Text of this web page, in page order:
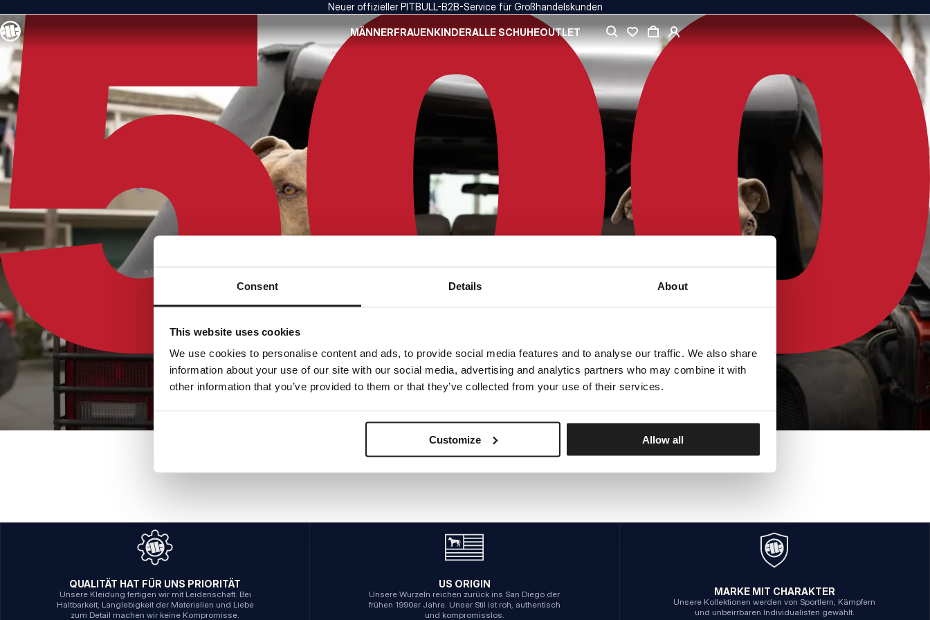
Consent Details About
This website uses cookies
We use cookies to personalise content and ads, to provide social media features and to analyse our traffic. We also share
information about your use of our site with our social media, advertising and analytics partners who may combine it with
other information that you’ve provided to them or that they’ve collected from your use of their services.
Customize Allow all
Neuer offizieller PITBULL-B2B-Service für Großhandelskunden
MÄNNERFRAUENKINDERALLE SCHUHEOUTLET
INTERNER SERVERFEHLER
ZURÜCK ZUR STARTSEITE
QUALITÄT HAT FÜR UNS PRIORITÄT
Unsere Kleidung fertigen wir mit Leidenschaft. Bei
Haltbarkeit, Langlebigkeit der Materialien und Liebe
zum Detail machen wir keine Kompromisse.
US ORIGIN
Unsere Wurzeln reichen zurück ins San Diego der
frühen 1990er Jahre. Unser Stil ist roh, authentisch
und kompromisslos.
MARKE MIT CHARAKTER
Unsere Kollektionen werden von Sportlern, Kämpfern
und unbeirrbaren Individualisten gewählt.